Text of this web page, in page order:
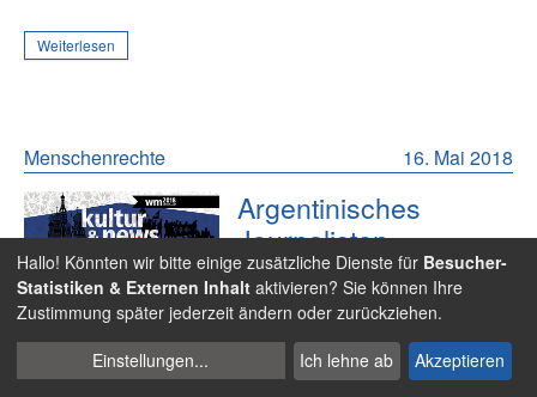
Weiterlesen
16. Mai 2018
Menschenrechte
Argentinisches
Journalisten-
Handbuch sorgt für
Eklat
Der argentinische Fußball-Verband hat ein Handbuch für
seine Journalisten veröffentlicht, in dem auch Tipps zur
Cookies
verwalten
Hallo! Könnten wir bitte einige zusätzliche Dienste für Besucher-
Statistiken & Externen Inhalt aktivieren? Sie können Ihre
Zustimmung später jederzeit ändern oder zurückziehen.
Einstellungen... Ich lehne ab Akzeptieren